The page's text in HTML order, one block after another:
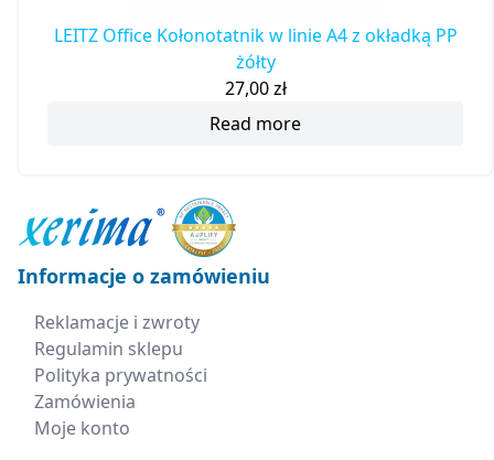
LEITZ Office Kołonotatnik w linie A4 z okładką PP
żółty
27,00zł
Read more
Informacje o zamówieniu
Reklamacje i zwroty
Regulamin sklepu
Polityka prywatności
Zamówienia
Moje konto